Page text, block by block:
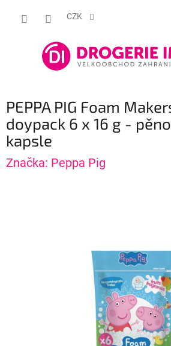
CZK
PEPPA PIG Foam
doypack 6 x 16 g -
kapsle
Značka: Peppa Pig